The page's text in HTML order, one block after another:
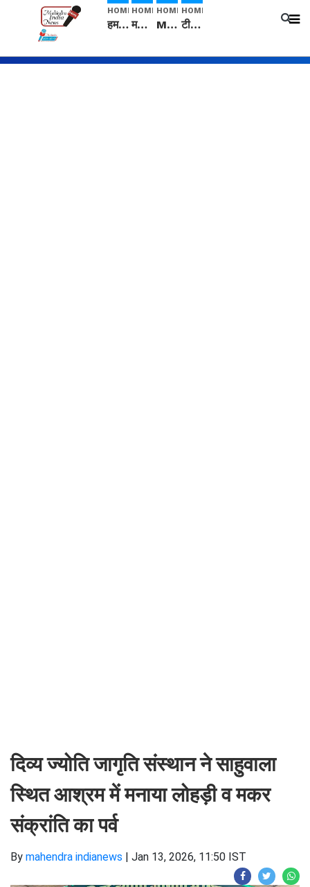
HOME
हम सनातनी..." सांसद kangana Ranaut से क्या बोली लड़की? Viral Jantar-Mantar | CJP protest
HOME
मनीषा हत्याकांड: हत्या, आत्महत्या या कोई बड़ा राज? | Full Story | Josh Haryana
HOME
Mangalsutra: हिंदू धर्म में शादी के बाद मंगलसूत्र क्यों पहनती है महिलाएं, किसने शुरु की ये परंपरा
HOME
टीम बीकेई ने एग्रीकल्चर ग्रेड की यूरिया खाद गट्टों में बदलकर टेक्निकल ग्रेड में बेचने वालों पर करवाई कार्रवाई: लखविंदर सिंह औलख
दिव्य ज्योति जागृति संस्थान ने साहुवाला
स्थित आश्रम में मनाया लोहड़ी व मकर
संक्रांति का पर्व
By mahendra indianews | Jan 13, 2026, 11:50 IST